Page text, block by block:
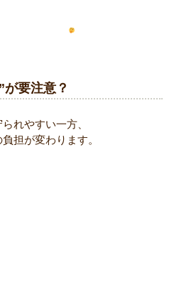
要注意？
れやすい一方、
担が変わります。